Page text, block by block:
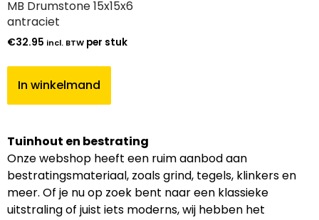
MB Drumstone 15x15x6
antraciet
€32.95 incl. BTW per stuk
In winkelmand
Tuinhout en bestrating
Onze webshop heeft een ruim aanbod aan
bestratingsmateriaal, zoals grind, tegels, klinkers en
meer. Of je nu op zoek bent naar een klassieke
uitstraling of juist iets moderns, wij hebben het